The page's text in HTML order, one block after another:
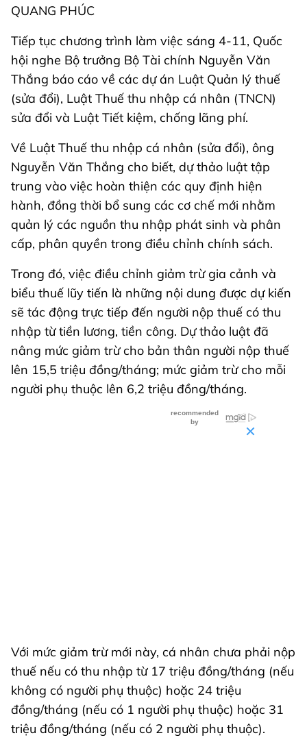
QUANG PHÚC
Tiếp tục chương trình làm việc sáng 4-11, Quốc
hội nghe Bộ trưởng Bộ Tài chính Nguyễn Văn
Thắng báo cáo về các dự án Luật Quản lý thuế
(sửa đổi), Luật Thuế thu nhập cá nhân (TNCN)
sửa đổi và Luật Tiết kiệm, chống lãng phí.
Về Luật Thuế thu nhập cá nhân (sửa đổi), ông
Nguyễn Văn Thắng cho biết, dự thảo luật tập
trung vào việc hoàn thiện các quy định hiện
hành, đồng thời bổ sung các cơ chế mới nhằm
quản lý các nguồn thu nhập phát sinh và phân
cấp, phân quyền trong điều chỉnh chính sách.
Trong đó, việc điều chỉnh giảm trừ gia cảnh và
biểu thuế lũy tiến là những nội dung được dự kiến
sẽ tác động trực tiếp đến người nộp thuế có thu
nhập từ tiền lương, tiền công. Dự thảo luật đã
nâng mức giảm trừ cho bản thân người nộp thuế
lên 15,5 triệu đồng/tháng; mức giảm trừ cho mỗi
người phụ thuộc lên 6,2 triệu đồng/tháng.
Với mức giảm trừ mới này, cá nhân chưa phải nộp
thuế nếu có thu nhập từ 17 triệu đồng/tháng (nếu
không có người phụ thuộc) hoặc 24 triệu
đồng/tháng (nếu có 1 người phụ thuộc) hoặc 31
triệu đồng/tháng (nếu có 2 người phụ thuộc).